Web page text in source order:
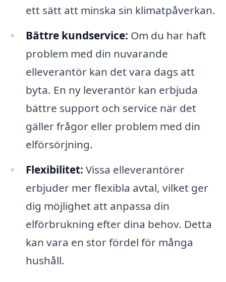
ett sätt att minska sin klimatpåverkan.
Bättre kundservice: Om du har haft
problem med din nuvarande
elleverantör kan det vara dags att
byta. En ny leverantör kan erbjuda
bättre support och service när det
gäller frågor eller problem med din
elförsörjning.
Flexibilitet: Vissa elleverantörer
erbjuder mer flexibla avtal, vilket ger
dig möjlighet att anpassa din
elförbrukning efter dina behov. Detta
kan vara en stor fördel för många
hushåll.